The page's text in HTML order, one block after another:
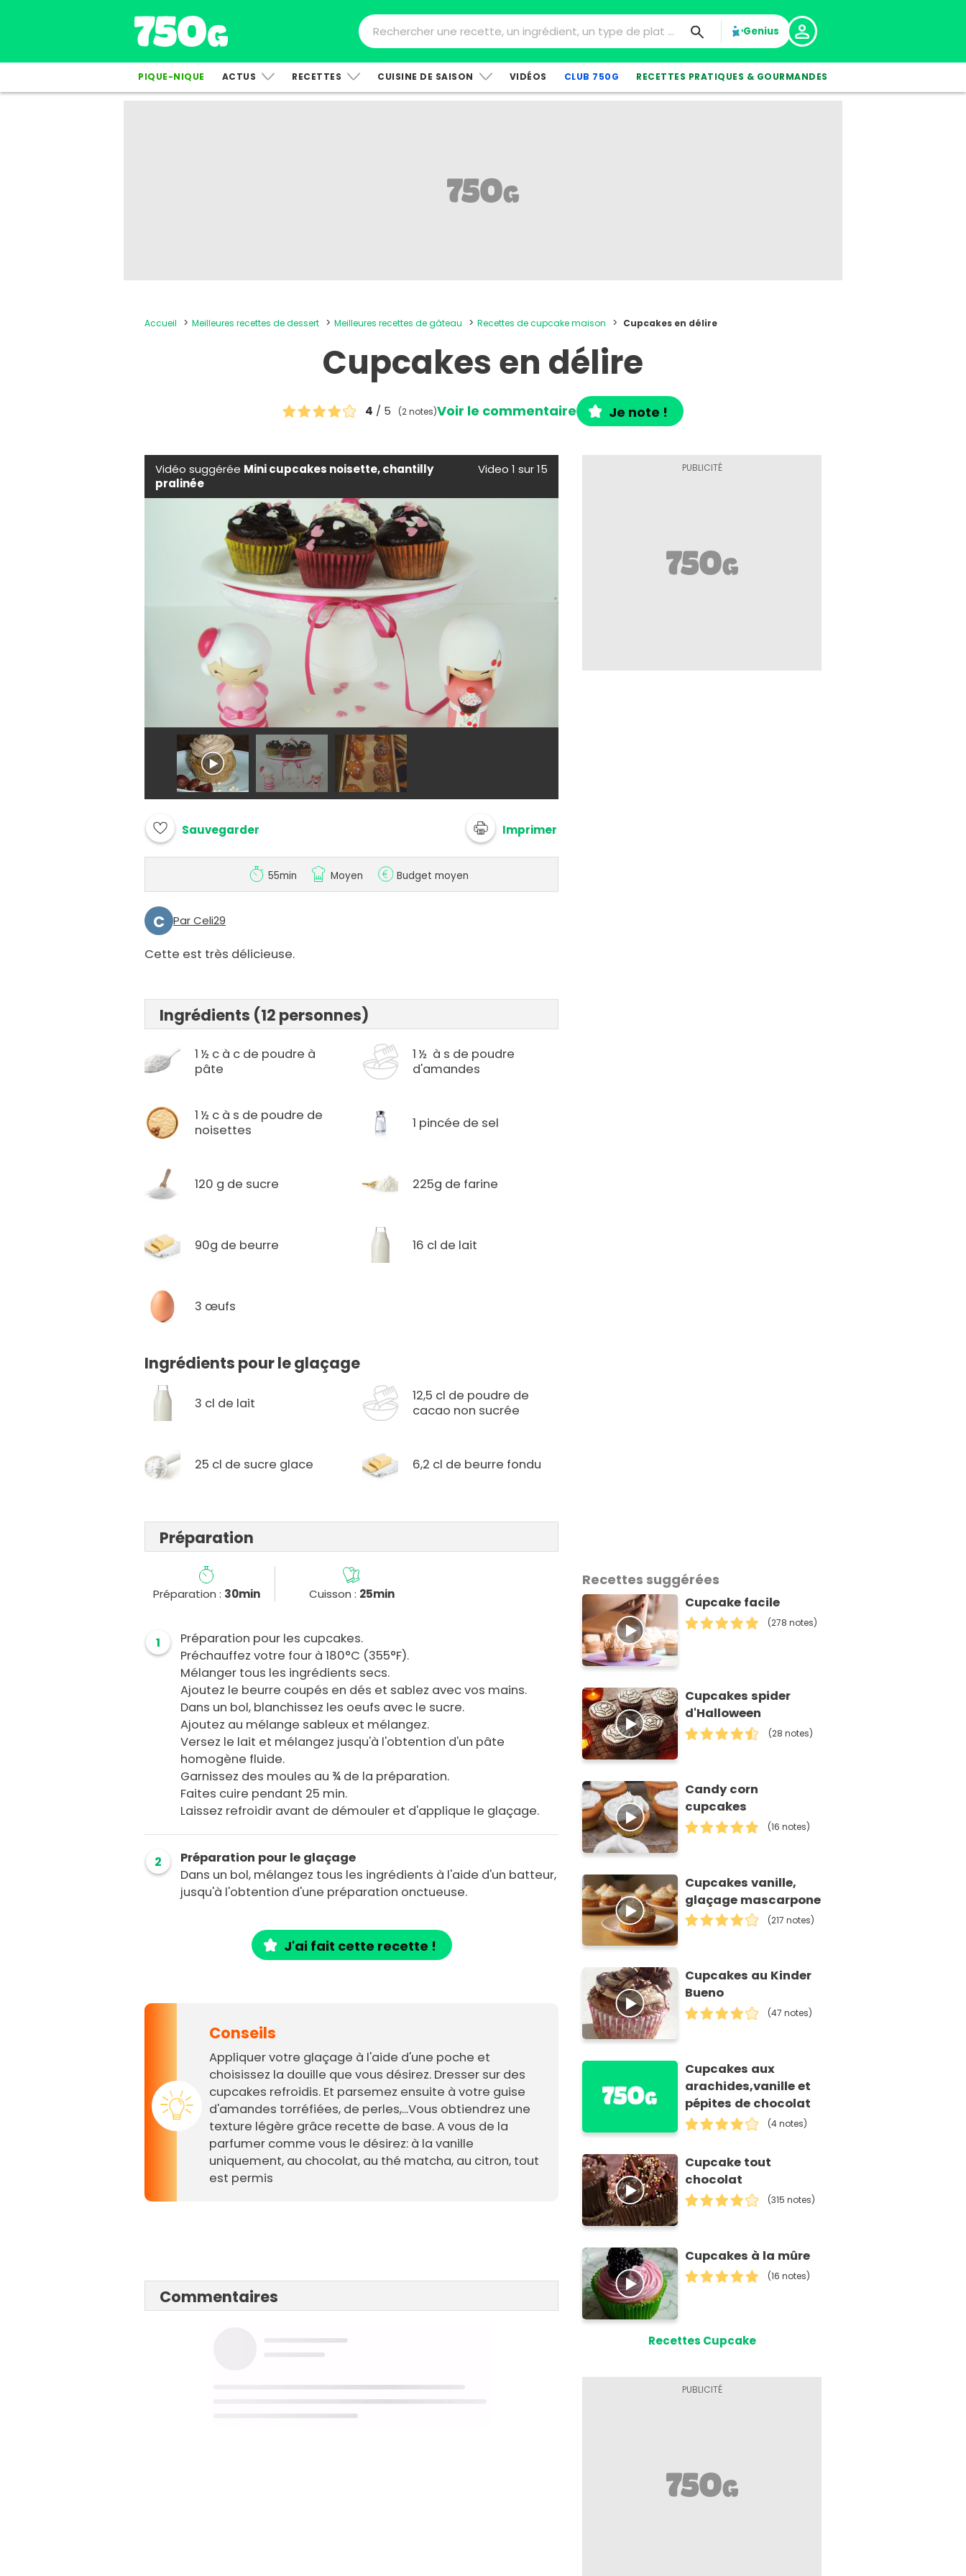
Genius
PIQUE-NIQUE ACTUS RECETTES CUISINE DE SAISON VIDÉOS CLUB 750G RECETTES PRATIQUES & GOURMANDES
Accueil Meilleures recettes de dessert Meilleures recettes de gâteau Recettes de cupcake maison Cupcakes en délire
Cupcakes en délire
4 / 5 (2 notes)Voir le commentaire Je note !
Vidéo suggérée Mini cupcakes noisette, chantilly
pralinée
Video 1 sur 15
Sauvegarder Imprimer
55min Moyen Budget moyen
C Par Celi29
Cette est très délicieuse.
Ingrédients (12 personnes)
1 ½ c à c de poudre à
pâte
1 ½ à s de poudre
d'amandes
1 ½ c à s de poudre de
noisettes
1 pincée de sel
120 g de sucre 225g de farine
90g de beurre 16 cl de lait
3 œufs
Ingrédients pour le glaçage
3 cl de lait
12,5 cl de poudre de
cacao non sucrée
25 cl de sucre glace 6,2 cl de beurre fondu
Préparation
Préparation : 30min Cuisson : 25min
1
Préparation pour les cupcakes.
Préchauffez votre four à 180°C (355°F).
Mélanger tous les ingrédients secs.
Ajoutez le beurre coupés en dés et sablez avec vos mains.
Dans un bol, blanchissez les oeufs avec le sucre.
Ajoutez au mélange sableux et mélangez.
Versez le lait et mélangez jusqu'à l'obtention d'un pâte
homogène fluide.
Garnissez des moules au ¾ de la préparation.
Faites cuire pendant 25 min.
Laissez refroidir avant de démouler et d'applique le glaçage.
2
Préparation pour le glaçage
Dans un bol, mélangez tous les ingrédients à l'aide d'un batteur,
jusqu'à l'obtention d'une préparation onctueuse.
J'ai fait cette recette !
Conseils
Appliquer votre glaçage à l'aide d'une poche et
choisissez la douille que vous désirez. Dresser sur des
cupcakes refroidis. Et parsemez ensuite à votre guise
d'amandes torréfiées, de perles,...Vous obtiendrez une
texture légère grâce recette de base. A vous de la
parfumer comme vous le désirez: à la vanille
uniquement, au chocolat, au thé matcha, au citron, tout
est permis
Commentaires
Recettes suggérées
Cupcake facile
(278 notes)
Cupcakes spider
d'Halloween
(28 notes)
Candy corn
cupcakes
(16 notes)
Cupcakes vanille,
glaçage mascarpone
(217 notes)
Cupcakes au Kinder
Bueno
(47 notes)
Cupcakes aux
arachides,vanille et
pépites de chocolat
(4 notes)
Cupcake tout
chocolat
(315 notes)
Cupcakes à la mûre
(16 notes)
Recettes Cupcake